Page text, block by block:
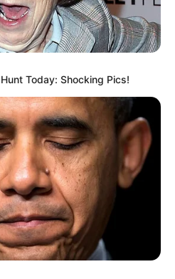
Today: Shocking Pics!